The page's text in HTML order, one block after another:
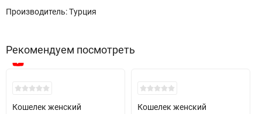
Производитель: Турция
Рекомендуем посмотреть
Кошелек женский
Кошелек женский